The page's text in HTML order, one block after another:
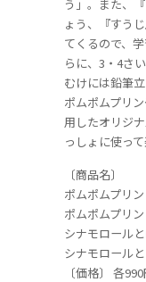
う」。また、
ょう、『すう
てくるので、
らに、3・4さ
むけには鉛筆
ポムポムプリ
用したオリジ
っしょに使っ
〔商品名〕
ポムポムプリ
ポムポムプリ
シナモロール
シナモロール
〔価格〕 各